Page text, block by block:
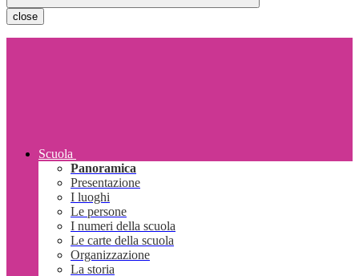
close
Scuola
Panoramica
Presentazione
I luoghi
Le persone
I numeri della scuola
Le carte della scuola
Organizzazione
La storia